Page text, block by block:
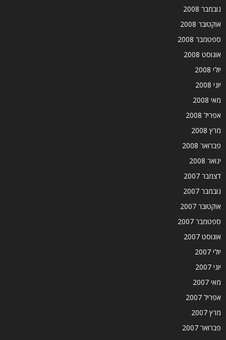
נובמבר 2008
אוקטובר 2008
ספטמבר 2008
אוגוסט 2008
יולי 2008
יוני 2008
מאי 2008
אפריל 2008
מרץ 2008
פברואר 2008
ינואר 2008
דצמבר 2007
נובמבר 2007
אוקטובר 2007
ספטמבר 2007
אוגוסט 2007
יולי 2007
יוני 2007
מאי 2007
אפריל 2007
מרץ 2007
פברואר 2007